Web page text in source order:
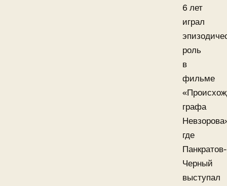
6 лет
играл
роль
в
фильме
графа
где
Панкратов-
Черный
выступал